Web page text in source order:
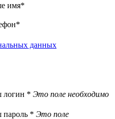
имя*
*
данных
логин * Это поле необходимо
* Это поле